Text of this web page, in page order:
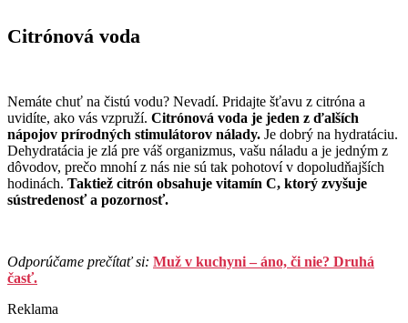
Citrónová voda
Nemáte chuť na čistú vodu? Nevadí. Pridajte šťavu z citróna a
uvidíte, ako vás vzpruží. Citrónová voda je jeden z ďalších
nápojov prírodných stimulátorov nálady. Je dobrý na hydratáciu.
Dehydratácia je zlá pre váš organizmus, vašu náladu a je jedným z
dôvodov, prečo mnohí z nás nie sú tak pohotoví v dopoludňajších
hodinách. Taktiež citrón obsahuje vitamín C, ktorý zvyšuje
sústredenosť a pozornosť.
Odporúčame prečítať si: Muž v kuchyni – áno, či nie? Druhá
časť.
Reklama